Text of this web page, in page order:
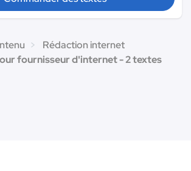
Rédaction internet
fournisseur d'internet - 2 textes